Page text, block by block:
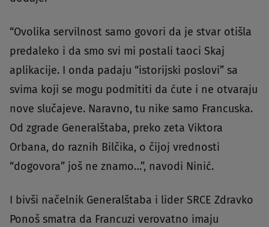
“Ovolika servilnost samo govori da je stvar otišla
predaleko i da smo svi mi postali taoci Skaj
aplikacije. I onda padaju “istorijski poslovi” sa
svima koji se mogu podmititi da ćute i ne otvaraju
nove slučajeve. Naravno, tu nike samo Francuska.
Od zgrade Generalštaba, preko zeta Viktora
Orbana, do raznih Bilčika, o čijoj vrednosti
“dogovora” još ne znamo…”, navodi Ninić.
I bivši načelnik Generalštaba i lider SRCE Zdravko
Ponoš smatra da Francuzi verovatno imaju